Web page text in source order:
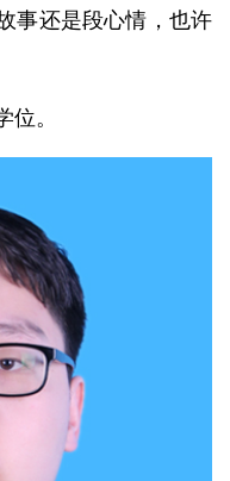
事还是段心情，也许
。